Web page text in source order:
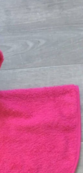
Ajouter
à mes